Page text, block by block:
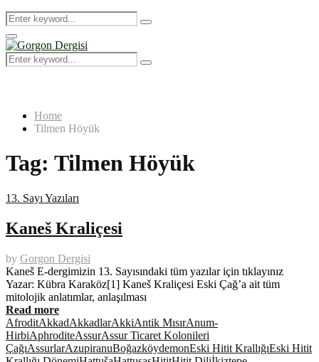
Search
for:
Search
Primary
Menu
Search
for:
Search
Home
Tilmen Höyük
Tag: Tilmen Höyük
13. Sayı Yazıları
Kaneš Kraliçesi
by Gorgon Dergisi
Kaneš E-dergimizin 13. Sayısındaki tüm yazılar için tıklayınız
Yazar: Kübra Karaköz[1] Kaneš Kraliçesi Eski Çağ’a ait tüm
mitolojik anlatımlar, anlaşılması
Read more
AfroditAkkadAkkadlarAkkiAntik MısırAnum-
HirbiAphroditeAssurAssur Ticaret Kolonileri
ÇağıAssurlarAzupiranuBoğazköydemonEski Hitit KrallığıEski Hitit